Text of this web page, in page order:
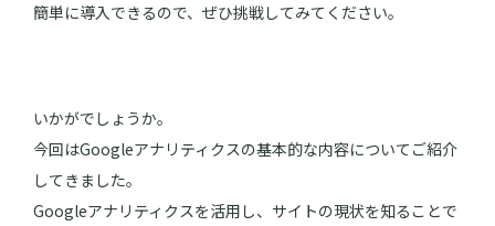
簡単に導入できるので、ぜひ挑戦してみてください。
いかがでしょうか。
今回はGoogleアナリティクスの基本的な内容についてご紹介
してきました。
Googleアナリティクスを活用し、サイトの現状を知ることで